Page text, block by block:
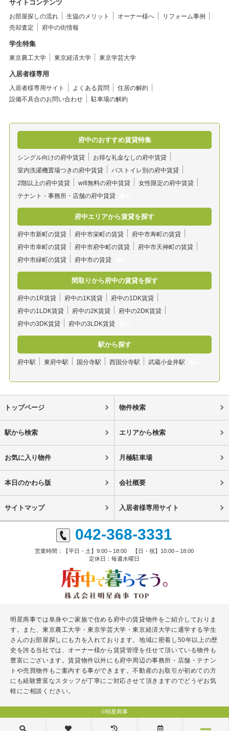
サイトコンテンツ
お部屋探しの流れ 生協のメリット オーナー様へ
リフォーム事例
売却査定
府中の街情報
学生特集
東京農工大学 東京経済大学 東京学芸大学
入居者様専用
入居者様専用サイト よくある質問
住居の解約
設備不具合のお問い合わせ
駐車場の解約
府中のおすすめ賃貸特集
シングル向けの府中賃貸
お得な礼金なしの府中賃貸
室内洗濯機置場つきの府中賃貸
バストイレ別の府中賃貸
2階以上の府中賃貸
wifi無料の府中賃貸
女性限定の府中賃貸
テナント・事務所・店舗の府中賃貸
府中エリアから賃貸を探す
府中市新町の賃貸 府中市栄町の賃貸
府中市寿町の賃貸
府中市幸町の賃貸
府中市府中町の賃貸
府中市天神町の賃貸
府中市緑町の賃貸
府中市の賃貸
間取りから府中の賃貸を探す
府中の1R賃貸 府中の1K賃貸
府中の1DK賃貸
府中の1LDK賃貸
府中の2K賃貸
府中の2DK賃貸
府中の3DK賃貸
府中の3LDK賃貸
駅から探す
府中駅 東府中駅 国分寺駅 西国分寺駅 武蔵小金井駅
トップページ 物件検索
駅から検索 エリアから検索
お気に入り物件 月極駐車場
本日のかわら版 会社概要
サイトマップ 入居者様専用サイト
042-368-3331
営業時間：【平日・土】9:00～18:00 【日・祝】10:00～18:00
定休日：毎週水曜日
明星商事では単身やご家族で住める府中の賃貸物件をご紹介しておりま
す。また、東京農工大学・東京学芸大学・東京経済大学に通学する学生
さんのお部屋探しにも力を入れております。地域に密着し50年以上の歴
史を誇る当社では、オーナー様から賃貸管理を任せて頂いている物件も
豊富にございます。賃貸物件以外にも府中周辺の事務所・店舗・テナン
トや売買物件もご案内する事ができます。不動産のお取引が初めての方
にも経験豊富なスタッフが丁寧にご対応させて頂きますのでどうぞお気
軽にご相談ください。
©明星商事